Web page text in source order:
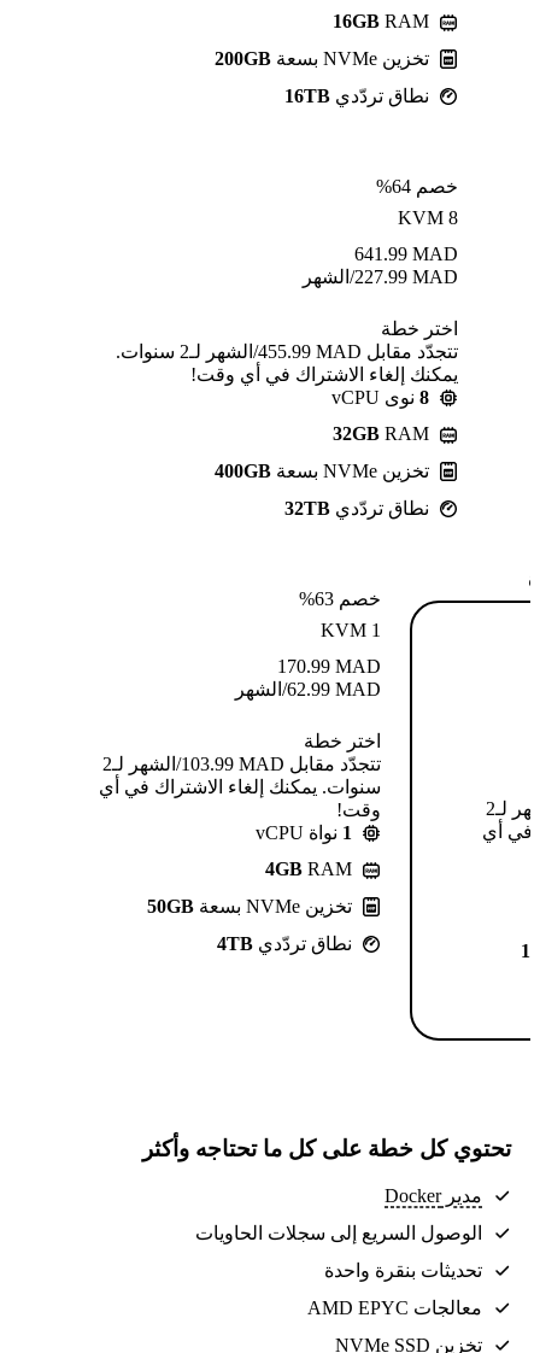
16GB RAM
تخزين NVMe بسعة
200GB
نطاق تردّدي 16TB
خصم 64%
KVM 8
MAD
641.99
MAD
227.99/الشهر
اختر خطة
تتجدّد مقابل MAD ⁦455.99⁩/الشهر لـ2 سنوات.
يمكنك إلغاء الاشتراك في أي وقت!
8 نوى vCPU
32GB RAM
تخزين NVMe بسعة
400GB
نطاق تردّدي 32TB
خصم 63%
KVM 1
MAD
170.99
MAD
62.99/الشهر
اختر خطة
تتجدّد مقابل MAD ⁦103.99⁩/الشهر لـ2
سنوات. يمكنك إلغاء الاشتراك في أي
وقت!
1 نواة vCPU
4GB RAM
تخزين NVMe بسعة
50GB
نطاق تردّدي 4TB
تتجدّد مقابل MAD ⁦124.99⁩/الشهر لـ2
في أي
تحتوي كل خطة على كل ما تحتاجه وأكثر
مدير Docker
الوصول السريع إلى سجلات الحاويات
تحديثات بنقرة واحدة
معالجات AMD EPYC
تخزين NVMe SSD